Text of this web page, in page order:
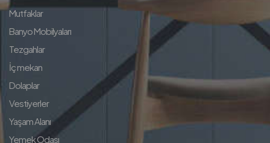
Mutfaklar
Banyo Mobilyaları
Tezgahlar
İç mekan
Dolaplar
Vestiyerler
Yaşam Alanı
Yemek Odası